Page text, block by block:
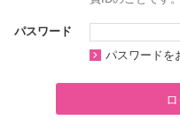
パスワード
パスワードを